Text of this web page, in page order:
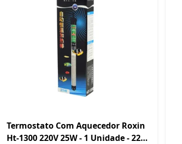
Termostato Com Aquecedor Roxin
Ht-1300 220V 25W - 1 Unidade - 220